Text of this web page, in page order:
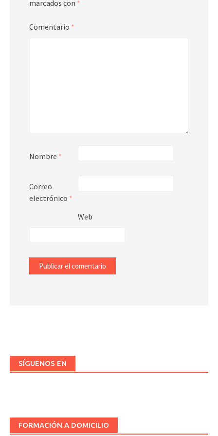
marcados con *
Comentario *
Nombre *
Correo
electrónico *
Web
SÍGUENOS EN
FORMACIÓN A DOMICILIO